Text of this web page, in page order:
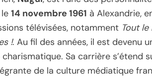
14 novembre 1961 à Alexandrie,
télévisées, notamment Tout
!. Au fil des années, il est devenu
Sa carrière s’étend
de la culture médiatique